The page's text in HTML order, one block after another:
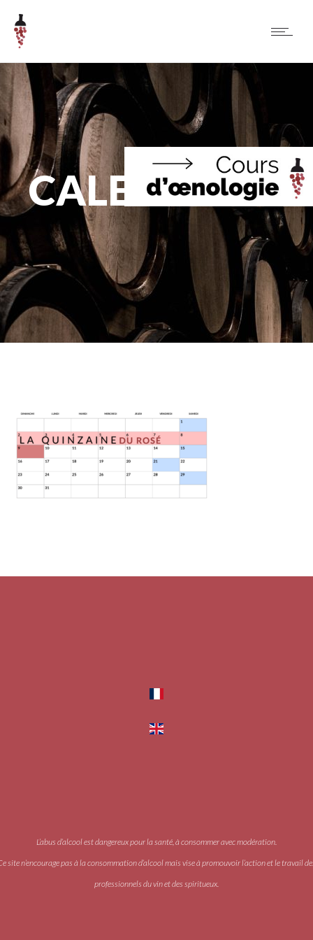
CALENDRIER
L’abus d’alcool est dangereux pour la santé, à consommer avec modération.
site n’encourage pas à la consommation d’alcool mais vise à promouvoir l’action et le travail
professionnels du vin et des spiritueux.